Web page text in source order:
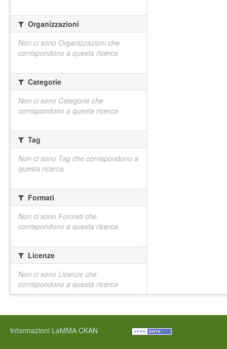
Organizzazioni
Non ci sono Organizzazioni che
corrispondono a questa ricerca
Categorie
Non ci sono Categorie che
corrispondono a questa ricerca
Tag
Non ci sono Tag che corrispondono a
questa ricerca
Formati
Non ci sono Formati che
corrispondono a questa ricerca
Licenze
Non ci sono Licenze che
corrispondono a questa ricerca
Informazioni LaMMA CKAN